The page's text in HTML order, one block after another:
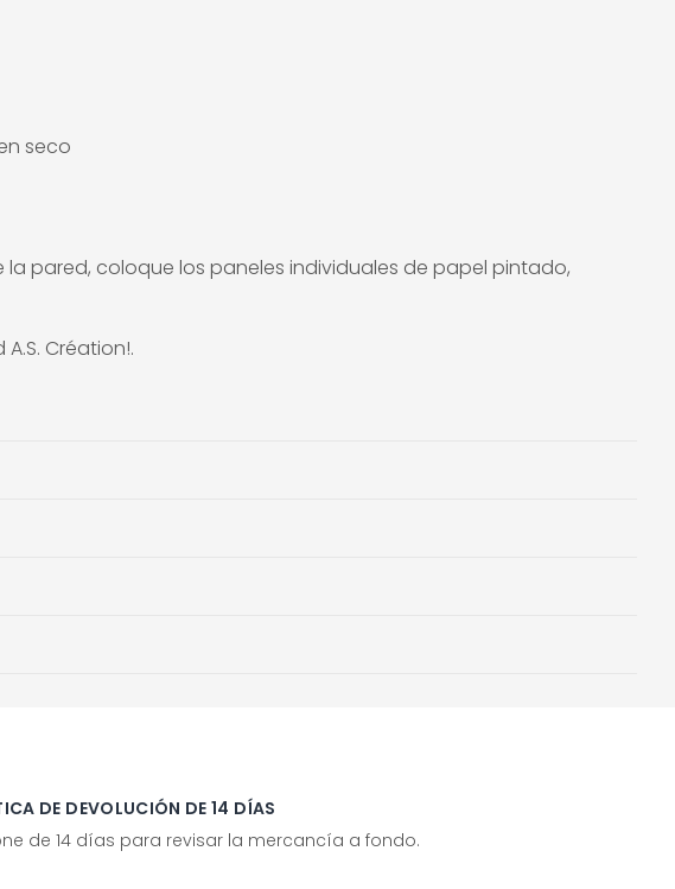
seco
pared, coloque los paneles individuales de papel pintado,
Création!.
DE DEVOLUCIÓN DE 14 DÍAS
de 14 días para revisar la mercancía a fondo.